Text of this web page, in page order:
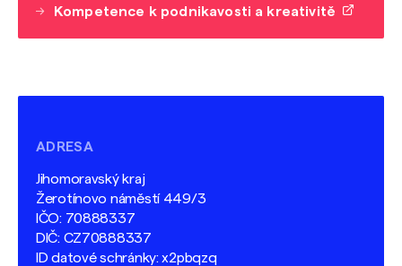
Kompetence k podnikavosti a kreativitě
ADRESA
Jihomoravský kraj
Žerotínovo náměstí 449/3
IČO: 70888337
DIČ: CZ70888337
ID datové schránky: x2pbqzq